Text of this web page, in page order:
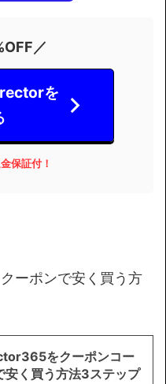
／
を
保証付！
ーポンで安く買う方
をクーポンコー
安く買う方法3ステップ